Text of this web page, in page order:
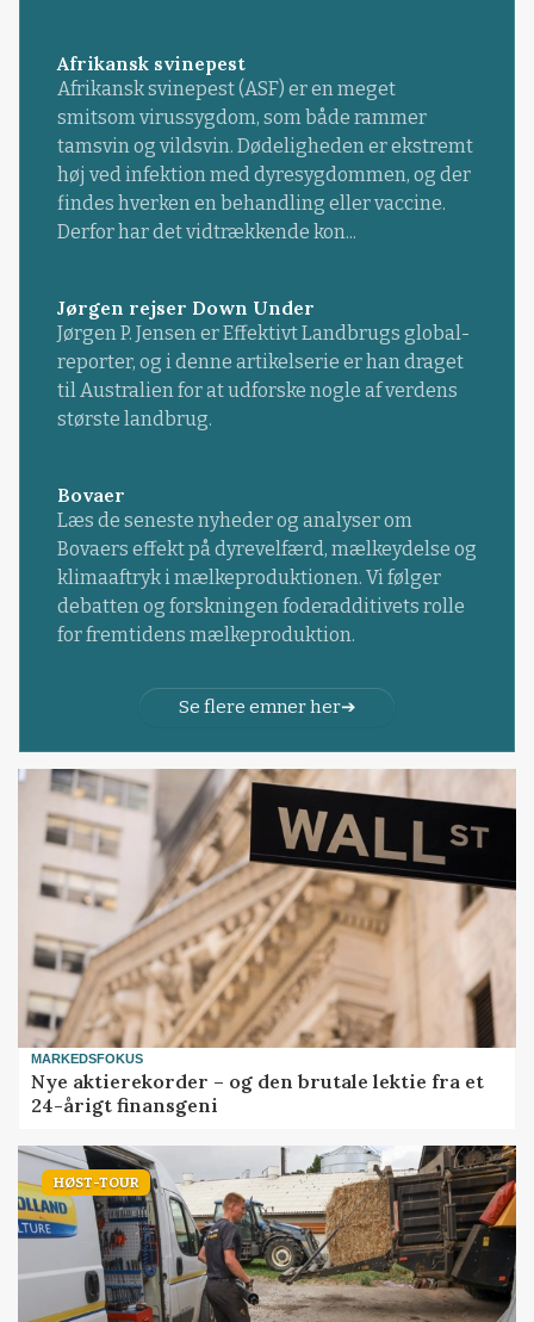
Afrikansk svinepest
Afrikansk svinepest (ASF) er en meget
smitsom virussygdom, som både rammer
tamsvin og vildsvin. Dødeligheden er ekstremt
høj ved infektion med dyresygdommen, og der
findes hverken en behandling eller vaccine.
Derfor har det vidtrækkende kon...
Jørgen rejser Down Under
Jørgen P. Jensen er Effektivt Landbrugs global-
reporter, og i denne artikelserie er han draget
til Australien for at udforske nogle af verdens
største landbrug.
Bovaer
Læs de seneste nyheder og analyser om
Bovaers effekt på dyrevelfærd, mælkeydelse og
klimaaftryk i mælkeproduktionen. Vi følger
debatten og forskningen foderadditivets rolle
for fremtidens mælkeproduktion.
Se flere emner her
MARKEDSFOKUS
Nye aktierekorder – og den brutale lektie fra et
24-årigt finansgeni
HØST-TOUR